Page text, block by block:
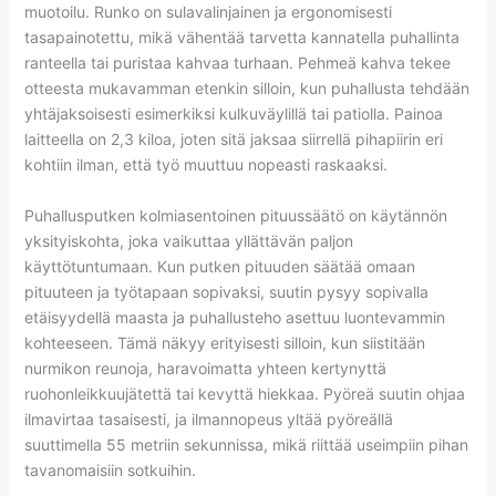
muotoilu. Runko on sulavalinjainen ja ergonomisesti
tasapainotettu, mikä vähentää tarvetta kannatella puhallinta
ranteella tai puristaa kahvaa turhaan. Pehmeä kahva tekee
otteesta mukavamman etenkin silloin, kun puhallusta tehdään
yhtäjaksoisesti esimerkiksi kulkuväylillä tai patiolla. Painoa
laitteella on 2,3 kiloa, joten sitä jaksaa siirrellä pihapiirin eri
kohtiin ilman, että työ muuttuu nopeasti raskaaksi.
Puhallusputken kolmiasentoinen pituussäätö on käytännön
yksityiskohta, joka vaikuttaa yllättävän paljon
käyttötuntumaan. Kun putken pituuden säätää omaan
pituuteen ja työtapaan sopivaksi, suutin pysyy sopivalla
etäisyydellä maasta ja puhallusteho asettuu luontevammin
kohteeseen. Tämä näkyy erityisesti silloin, kun siistitään
nurmikon reunoja, haravoimatta yhteen kertynyttä
ruohonleikkuujätettä tai kevyttä hiekkaa. Pyöreä suutin ohjaa
ilmavirtaa tasaisesti, ja ilmannopeus yltää pyöreällä
suuttimella 55 metriin sekunnissa, mikä riittää useimpiin pihan
tavanomaisiin sotkuihin.